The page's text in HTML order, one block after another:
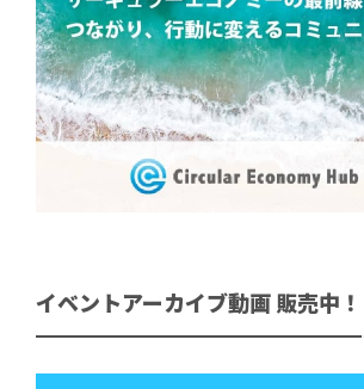
イベントアーカイブ動画 販売中！